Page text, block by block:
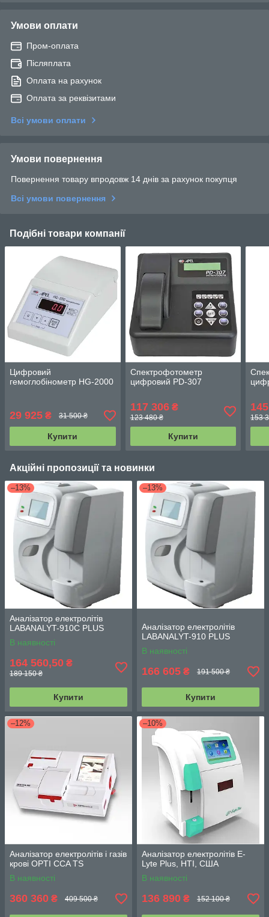
Умови оплати
Пром-оплата
Післяплата
Оплата на рахунок
Оплата за реквізитами
Всі умови оплати
Умови повернення
Повернення товару впродовж 14 днів за рахунок покупця
Всі умови повернення
Подібні товари компанії
Цифровий
гемоглобінометр HG-2000
29 925 ₴ 31 500 ₴
Купити
Спектрофотометр
цифровий PD-307
117 306₴
123 480 ₴
Купити
153
Акційні пропозиції та новинки
–13%
Аналізатор електролітів
LABANALYT-910C PLUS
В наявності
164 560,50 ₴
189 150 ₴
Купити
–13%
Аналізатор електролітів
LABANALYT-910 PLUS
В наявності
166 605 ₴ 191 500 ₴
Купити
–12%
Аналізатор електролітів і газів
крові OPTI CCA TS
В наявності
360 360 ₴ 409 500 ₴
–10%
Аналізатор електролітів E-
Lyte Plus, HTI, США
В наявності
136 890 ₴ 152 100 ₴